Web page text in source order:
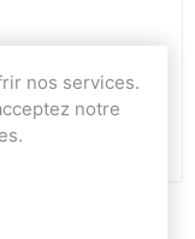
nos services.
notre